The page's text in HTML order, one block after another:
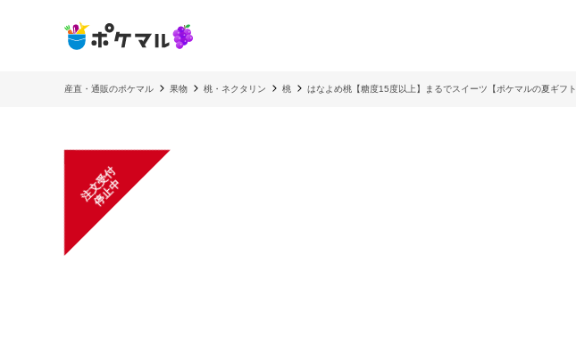
産直・通販のポケマル 果物 桃・ネクタリン 桃 はなよめ桃【糖度15度以上】まるでスイーツ【ポケマルの夏ギフト
注
文
受
付
停
止
中